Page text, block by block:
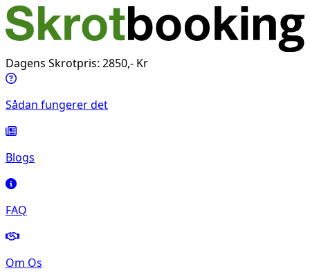
Dagens Skrotpris: 2850,- Kr
Sådan fungerer det
Blogs
FAQ
Om Os